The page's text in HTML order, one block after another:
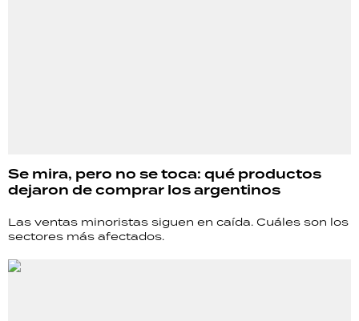
Se mira, pero no se toca: qué productos
dejaron de comprar los argentinos
Las ventas minoristas siguen en caída. Cuáles son los
sectores más afectados.